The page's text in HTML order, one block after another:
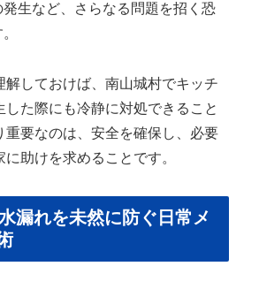
発生など、さらなる問題を招く恐
解しておけば、南山城村でキッチ
した際にも冷静に対処できること
重要なのは、安全を確保し、必要
助けを求めることです。
漏れを未然に防ぐ日常メ